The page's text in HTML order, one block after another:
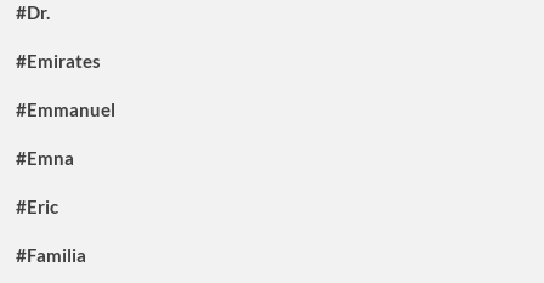
#Dr.
#Emirates
#Emmanuel
#Emna
#Eric
#Familia